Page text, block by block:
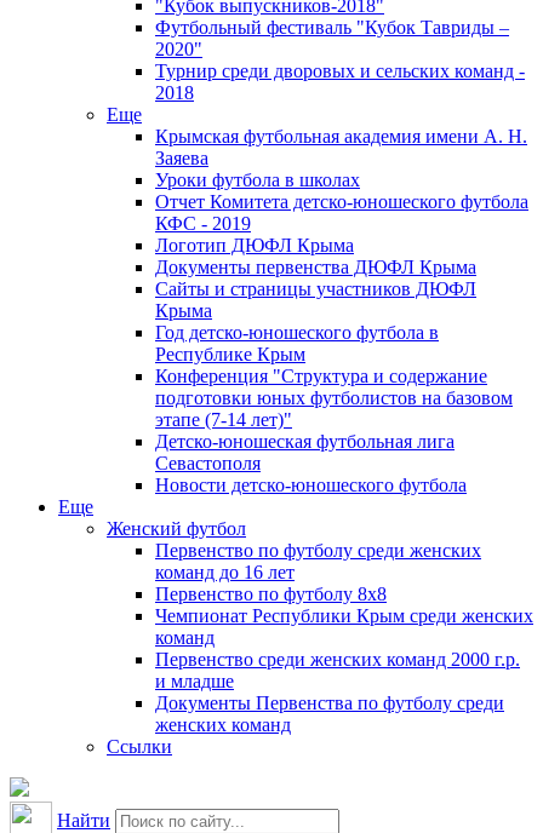
"Кубок выпускников-2018"
Футбольный фестиваль "Кубок Тавриды –
2020"
Турнир среди дворовых и сельских команд -
2018
Еще
Крымская футбольная академия имени А. Н.
Заяева
Уроки футбола в школах
Отчет Комитета детско-юношеского футбола
КФС - 2019
Логотип ДЮФЛ Крыма
Документы первенства ДЮФЛ Крыма
Сайты и страницы участников ДЮФЛ
Крыма
Год детско-юношеского футбола в
Республике Крым
Конференция "Структура и содержание
подготовки юных футболистов на базовом
этапе (7-14 лет)"
Детско-юношеская футбольная лига
Севастополя
Новости детско-юношеского футбола
Еще
Женский футбол
Первенство по футболу среди женских
команд до 16 лет
Первенство по футболу 8х8
Чемпионат Республики Крым среди женских
команд
Первенство среди женских команд 2000 г.р.
и младше
Документы Первенства по футболу среди
женских команд
Ссылки
Найти